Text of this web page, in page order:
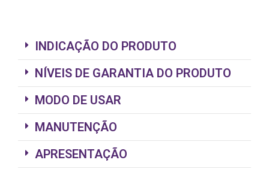
INDICAÇÃO DO PRODUTO
NÍVEIS DE GARANTIA DO PRODUTO
MODO DE USAR
MANUTENÇÃO
APRESENTAÇÃO